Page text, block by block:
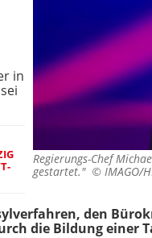
Regierungs-Chef
gestartet." © IMAGO/
in
den
die Bildung einer